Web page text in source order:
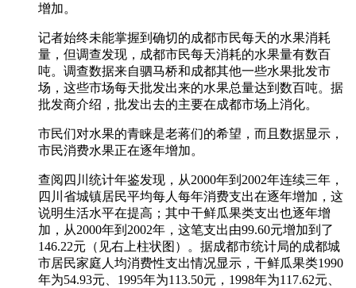
增加。
记者始终未能掌握到确切的成都市民每天的水果消耗
量，但调查发现，成都市民每天消耗的水果量有数百
吨。调查数据来自驷马桥和成都其他一些水果批发市
场，这些市场每天批发出来的水果总量达到数百吨。据
批发商介绍，批发出去的主要在成都市场上消化。
市民们对水果的青睐是老蒋们的希望，而且数据显示，
市民消费水果正在逐年增加。
查阅四川统计年鉴发现，从2000年到2002年连续三年，
四川省城镇居民平均每人每年消费支出在逐年增加，这
说明生活水平在提高；其中干鲜瓜果类支出也逐年增
加，从2000年到2002年，这笔支出由99.60元增加到了
146.22元（见右上柱状图）。据成都市统计局的成都城
市居民家庭人均消费性支出情况显示，干鲜瓜果类1990
年为54.93元、1995年为113.50元，1998年为117.62元、